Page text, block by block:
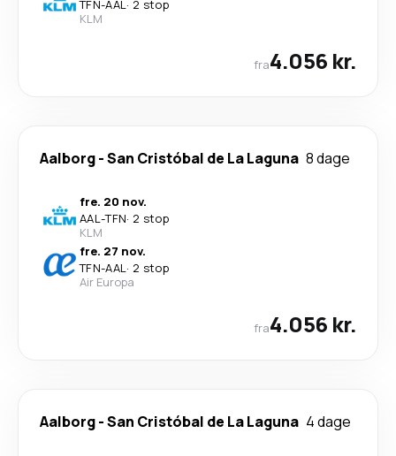
TFN-AAL· 2 stop
KLM
fra4.056 kr.
Aalborg-San Cristóbal de La Laguna 8 dage
fre. 20 nov.
AAL-TFN· 2 stop
KLM
fre. 27 nov.
TFN-AAL· 2 stop
Air Europa
fra4.056 kr.
Aalborg-San Cristóbal de La Laguna 4 dage